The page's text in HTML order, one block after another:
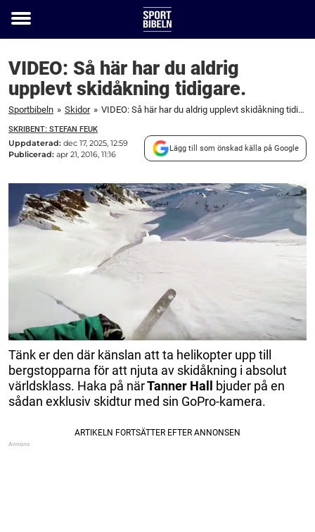
Toggle
VIDEO: Så här har du aldrig
upplevt skidåkning tidigare.
Sportbibeln » Skidor » VIDEO: Så här har du aldrig upplevt skidåkning tidigare.
SKRIBENT: STEFAN FEUK
Uppdaterad: dec 17, 2025, 12:59
Publicerad: apr 21, 2016, 11:16
Lägg till som önskad källa på Google
Tänk er den där känslan att ta helikopter upp till
bergstopparna för att njuta av skidåkning i absolut
världsklass. Haka på närTanner Hall bjuder på en
sådan exklusiv skidtur med sin GoPro-kamera.